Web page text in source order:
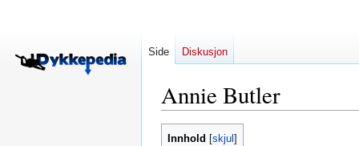
Annie Butler
Hopp
Hopp
Innhold
Side Diskusjon